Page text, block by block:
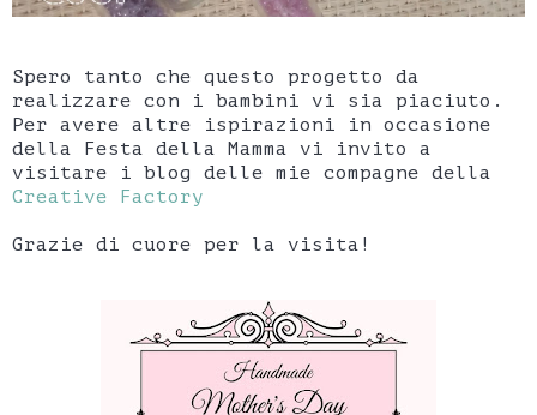
Spero tanto che questo progetto da
realizzare con i bambini vi sia piaciuto.
Per avere altre ispirazioni in occasione
della Festa della Mamma vi invito a
visitare i blog delle mie compagne della
Creative Factory
Grazie di cuore per la visita!